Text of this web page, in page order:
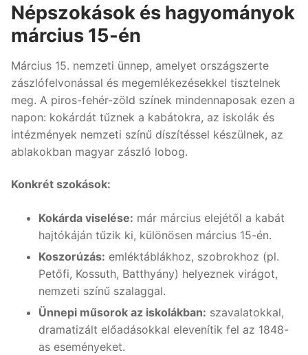
Népszokások és hagyományok
március 15-én
Március 15. nemzeti ünnep, amelyet országszerte
zászlófelvonással és megemlékezésekkel tisztelnek
meg. A piros-fehér-zöld színek mindennaposak ezen a
napon: kokárdát tűznek a kabátokra, az iskolák és
intézmények nemzeti színű díszítéssel készülnek, az
ablakokban magyar zászló lobog.
Konkrét szokások:
Kokárda viselése: már március elejétől a kabát
hajtókáján tűzik ki, különösen március 15-én.
Koszorúzás: emléktáblákhoz, szobrokhoz (pl.
Petőfi, Kossuth, Batthyány) helyeznek virágot,
nemzeti színű szalaggal.
Ünnepi műsorok az iskolákban: szavalatokkal,
dramatizált előadásokkal elevenítik fel az 1848-
as eseményeket.